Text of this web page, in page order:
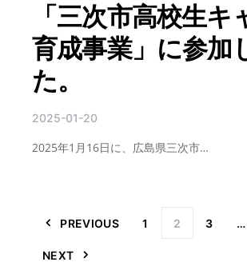
「三次市高校生キ
育成事業」に参加
た。
2025-01-20
2025年1月16日に、広島県三次市…
投稿
PREVIOUS 1 2 3 …
NEXT